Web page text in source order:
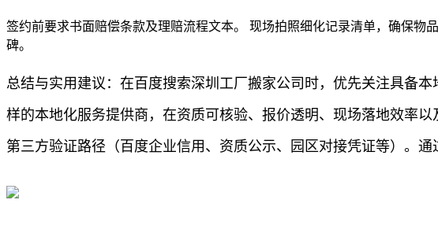
签约前要求书面赔偿条款及理赔流程文本。 现场拍照细化记录清单，确保物
碑。
总结与实用建议：在百度搜索深圳工厂搬家公司时，优先关注具备
样的本地化服务提供商，在资质可核验、报价透明、现场落地效率
第三方验证路径（百度企业信用、资质公示、园区对接凭证等）。